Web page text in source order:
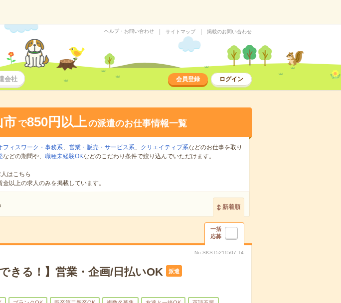
ヘルプ・お問い合わせ サイトマップ 掲載のお問い合わせ
会社 会員登録 ログイン
市 で850円以上の派遣のお仕事情報一覧
フィスワーク・事務系、 営業・販売・サービス系、 クリエイティブ系などのお仕事を取り
などの期間や、 職種未経験OKなどのこだわり条件で絞り込んでいただけます。
はこちら
以上の求人のみを掲載しています。
新着順
一括
応募
No.SKST5211507-T4
きる！】営業・企画/日払いOK 派遣